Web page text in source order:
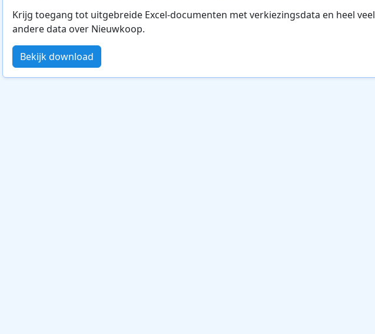
Krijg toegang tot uitgebreide Excel-documenten met verkiezingsdata en heel veel
andere data over Nieuwkoop.
Bekijk download